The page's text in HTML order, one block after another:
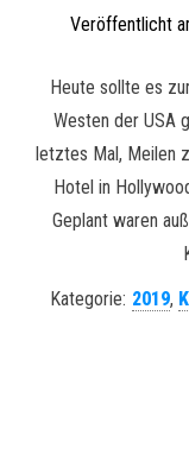
Veröffentlicht
Heute sollte es
Westen der USA
letztes Mal, Meilen
Hotel in
Geplant waren
Kategorie: 2019,